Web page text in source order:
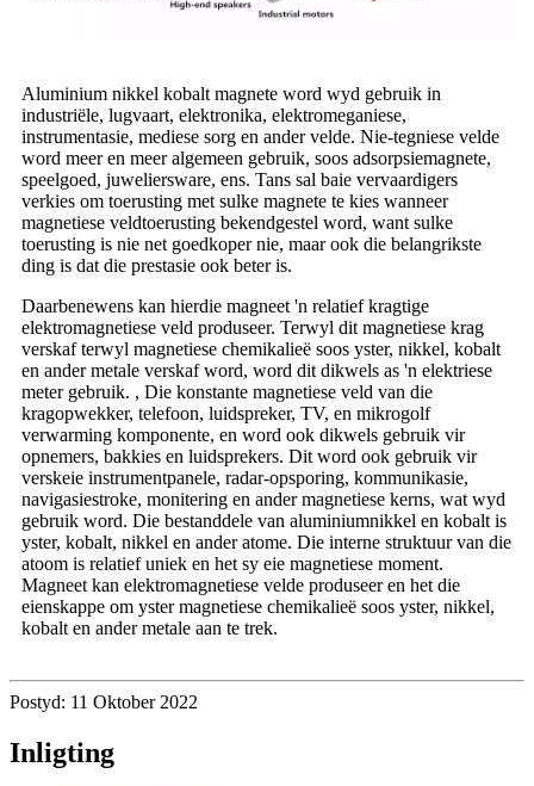
Aluminium nikkel kobalt magnete word wyd gebruik in
industriële, lugvaart, elektronika, elektromeganiese,
instrumentasie, mediese sorg en ander velde. Nie-tegniese velde
word meer en meer algemeen gebruik, soos adsorpsiemagnete,
speelgoed, juweliersware, ens. Tans sal baie vervaardigers
verkies om toerusting met sulke magnete te kies wanneer
magnetiese veldtoerusting bekendgestel word, want sulke
toerusting is nie net goedkoper nie, maar ook die belangrikste
ding is dat die prestasie ook beter is.
Daarbenewens kan hierdie magneet 'n relatief kragtige
elektromagnetiese veld produseer. Terwyl dit magnetiese krag
verskaf terwyl magnetiese chemikalieë soos yster, nikkel, kobalt
en ander metale verskaf word, word dit dikwels as 'n elektriese
meter gebruik. , Die konstante magnetiese veld van die
kragopwekker, telefoon, luidspreker, TV, en mikrogolf
verwarming komponente, en word ook dikwels gebruik vir
opnemers, bakkies en luidsprekers. Dit word ook gebruik vir
verskeie instrumentpanele, radar-opsporing, kommunikasie,
navigasiestroke, monitering en ander magnetiese kerns, wat wyd
gebruik word. Die bestanddele van aluminiumnikkel en kobalt is
yster, kobalt, nikkel en ander atome. Die interne struktuur van die
atoom is relatief uniek en het sy eie magnetiese moment.
Magneet kan elektromagnetiese velde produseer en het die
eienskappe om yster magnetiese chemikalieë soos yster, nikkel,
kobalt en ander metale aan te trek.
Postyd: 11 Oktober 2022
Inligting